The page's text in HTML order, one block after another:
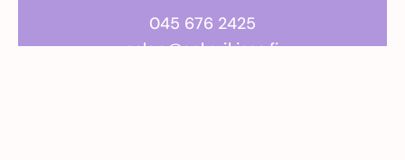
045 676 2425
salon@sokerikissa.fi